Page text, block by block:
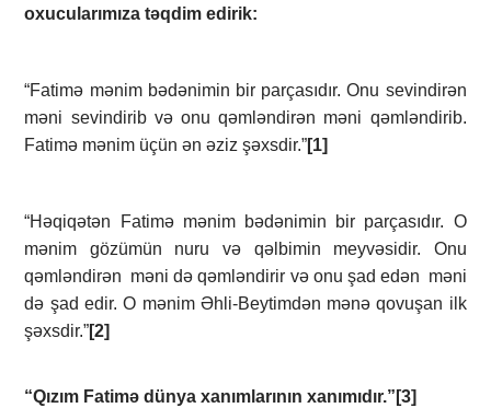
oxucularımıza təqdim edirik:
“Fatimə mənim bədənimin bir parçasıdır. Onu sevindirən
məni sevindirib və onu qəmləndirən məni qəmləndirib.
Fatimə mənim üçün ən əziz şəxsdir.”[1]
“Həqiqətən Fatimə mənim bədənimin bir parçasıdır. O
mənim gözümün nuru və qəlbimin meyvəsidir. Onu
qəmləndirən məni də qəmləndirir və onu şad edən məni
də şad edir. O mənim Əhli-Beytimdən mənə qovuşan ilk
şəxsdir.”[2]
“Qızım Fatimə dünya xanımlarının xanımıdır.” [3]